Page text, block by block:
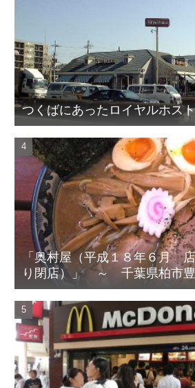
つくばにあったロイヤルホスト
「奥村屋（平成１８年６月
り閉店）」 ～ 千葉県柏市